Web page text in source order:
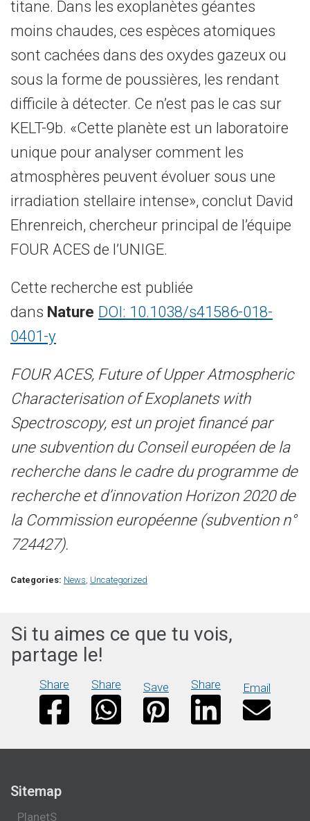
titane. Dans les exoplanètes géantes
moins chaudes, ces espèces atomiques
sont cachées dans des oxydes gazeux ou
sous la forme de poussières, les rendant
difficile à détecter. Ce n’est pas le cas sur
KELT-9b. «Cette planète est un laboratoire
unique pour analyser comment les
atmosphères peuvent évoluer sous une
irradiation stellaire intense», conclut David
Ehrenreich, chercheur principal de l’équipe
FOUR ACES de l’UNIGE.
Cette recherche est publiée
dans Nature DOI: 10.1038/s41586-018-
0401-y
FOUR ACES, Future of Upper Atmospheric
Characterisation of Exoplanets with
Spectroscopy, est un projet financé par
une subvention du Conseil européen de la
recherche dans le cadre du programme de
recherche et d’innovation Horizon 2020 de
la Commission européenne (subvention n°
724427).
Categories: News, Uncategorized
Si tu aimes ce que tu vois,
partage le!
Share Share Save Share Email
Sitemap
PlanetS